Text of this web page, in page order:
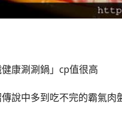
康涮涮鍋」cp值很高
說中多到吃不完的霸氣肉